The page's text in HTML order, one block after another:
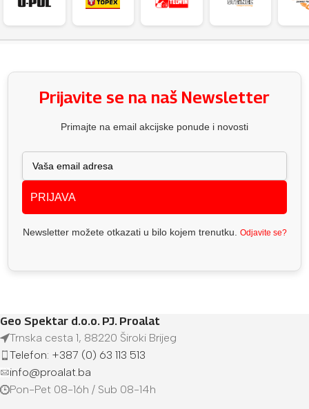
Prijavite se na naš Newsletter
Primajte na email akcijske ponude i novosti
PRIJAVA
Newsletter možete otkazati u bilo kojem trenutku. Odjavite se?
Geo Spektar d.o.o. PJ. Proalat
Trnska cesta 1, 88220 Široki Brijeg
Telefon: +387 (0) 63 113 513
info@proalat.ba
Pon-Pet 08-16h / Sub 08-14h